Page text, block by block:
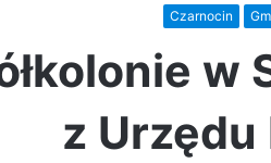
Czarnocin
w
z Urzędu